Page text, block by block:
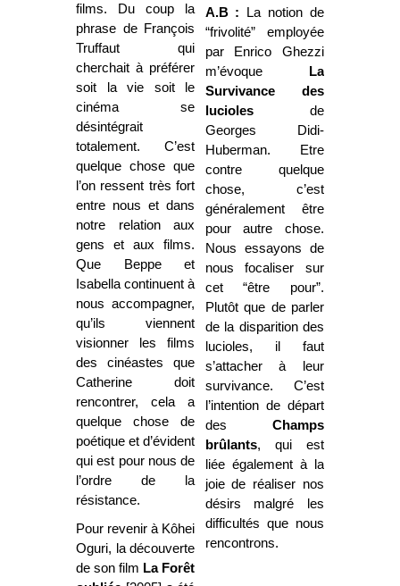
films. Du coup la
phrase de François
Truffaut qui
cherchait à préférer
soit la vie soit le
cinéma se
désintégrait
totalement. C’est
quelque chose que
l’on ressent très fort
entre nous et dans
notre relation aux
gens et aux films.
Que Beppe et
Isabella continuent à
nous accompagner,
qu’ils viennent
visionner les films
des cinéastes que
Catherine doit
rencontrer, cela a
quelque chose de
poétique et d’évident
qui est pour nous de
l’ordre de la
résistance.
Pour revenir à Kôhei
Oguri, la découverte
de son film La Forêt
A.B : La notion de
“frivolité” employée
par Enrico Ghezzi
m’évoque La
Survivancedes
luciolesde
Georges Didi-
Huberman. Etre
contre quelque
chose, c’est
généralement être
pour autre chose.
Nous essayons de
nous focaliser sur
cet “être pour”.
Plutôt que de parler
de la disparition des
lucioles, il faut
s’attacher à leur
survivance. C’est
l’intention de départ
des Champs
brûlants, qui est
liée également à la
joie de réaliser nos
désirs malgré les
difficultés que nous
rencontrons.